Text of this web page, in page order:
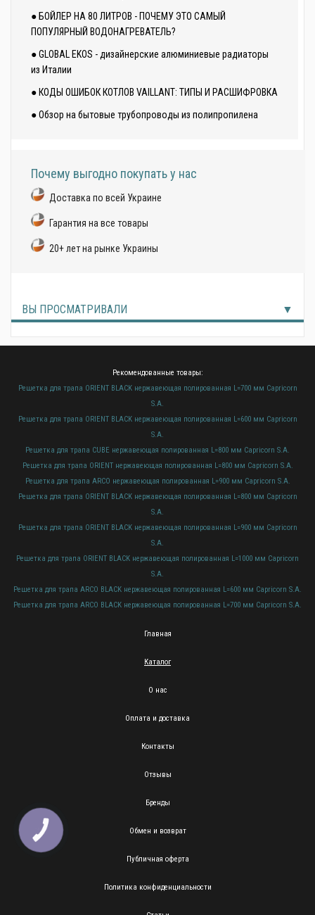
● БОЙЛЕР НА 80 ЛИТРОВ - ПОЧЕМУ ЭТО САМЫЙ
ПОПУЛЯРНЫЙ ВОДОНАГРЕВАТЕЛЬ?
● GLOBAL EKOS - дизайнерские алюминиевые радиаторы
из Италии
● КОДЫ ОШИБОК КОТЛОВ VAILLANT: ТИПЫ И РАСШИФРОВКА
● Обзор на бытовые трубопроводы из полипропилена
Почему выгодно покупать у нас
Доставка по всей Украине
Гарантия на все товары
20+ лет на рынке Украины
ВЫ ПРОСМАТРИВАЛИ
Рекомендованные товары:
Решетка для трапа ORIENT BLACK нержавеющая полированная L=700 мм Capricorn
S.A.
Решетка для трапа ORIENT BLACK нержавеющая полированная L=600 мм Capricorn
S.A.
Решетка для трапа CUBE нержавеющая полированная L=800 мм Capricorn S.A.
Решетка для трапа ORIENT нержавеющая полированная L=800 мм Capricorn S.A.
Решетка для трапа ARCO нержавеющая полированная L=900 мм Capricorn S.A.
Решетка для трапа ORIENT BLACK нержавеющая полированная L=800 мм Capricorn
S.A.
Решетка для трапа ORIENT BLACK нержавеющая полированная L=900 мм Capricorn
S.A.
Решетка для трапа ORIENT BLACK нержавеющая полированная L=1000 мм Capricorn
S.A.
Решетка для трапа ARCO BLACK нержавеющая полированная L=600 мм Capricorn S.A.
Решетка для трапа ARCO BLACK нержавеющая полированная L=700 мм Capricorn S.A.
Главная
Каталог
О нас
Оплата и доставка
Контакты
Отзывы
Бренды
Обмен и возврат
Публичная оферта
Политика конфиденциальности
КНОПКА
ЗВ'ЯЗКУ